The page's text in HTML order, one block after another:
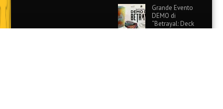
Grande Evento
DEMO di
“Betrayal: Deck